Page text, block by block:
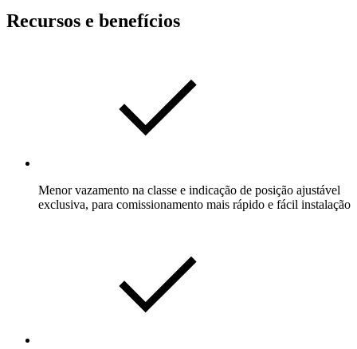
Recursos e benefícios
Menor vazamento na classe e indicação de posição ajustável
exclusiva, para comissionamento mais rápido e fácil instalação